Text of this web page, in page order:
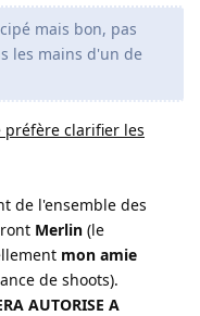
mais bon, pas
les mains d'un de
préfère clarifier les
de l'ensemble des
Merlin (le
mon amie
de shoots).
AUTORISE A